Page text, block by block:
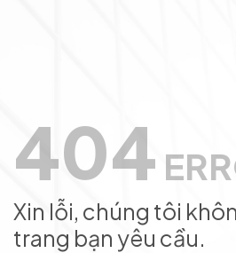
404
Xin lỗi, chúng tôi
trang bạn yêu cầu.